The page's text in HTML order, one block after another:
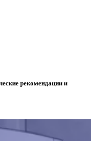
рекомендации и